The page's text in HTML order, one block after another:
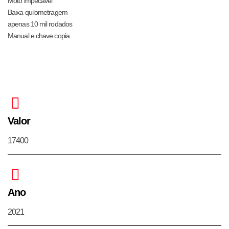
Baixa quilometragem
apenas 10 mil rodados
Manual e chave copia
Valor
17400
Ano
2021